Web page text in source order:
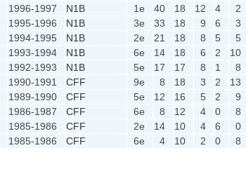
1996-1997 N1B 1e 40 18 12 4 2
1995-1996 N1B 3e 33 18 9 6 3
1994-1995 N1B 2e 21 18 8 5 5
1993-1994 N1B 6e 14 18 6 2 10
1992-1993 N1B 5e 17 17 8 1 8
1990-1991 CFF 9e 8 18 3 2 13
1989-1990 CFF 5e 12 16 5 2 9
1986-1987 CFF 6e 8 12 4 0 8
1985-1986 CFF 2e 14 10 4 6 0
1985-1986 CFF 6e 4 10 2 0 8